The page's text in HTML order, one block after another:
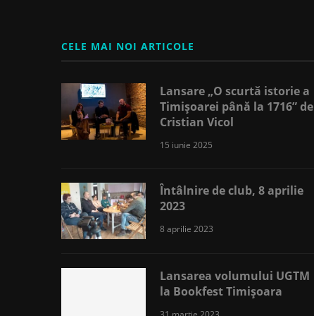
CELE MAI NOI ARTICOLE
Lansare „O scurtă istorie a
Timișoarei până la 1716” de
Cristian Vicol
15 iunie 2025
Întâlnire de club, 8 aprilie
2023
8 aprilie 2023
Lansarea volumului UGTM
la Bookfest Timișoara